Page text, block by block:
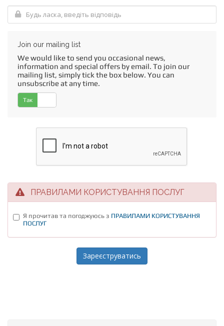
Join our mailing list
We would like to send you occasional news,
information and special offers by email. To join our
mailing list, simply tick the box below. You can
unsubscribe at any time.
Так
ПРАВИЛАМИ КОРИСТУВАННЯ ПОСЛУГ
Я прочитав та погоджуюсь з ПРАВИЛАМИ КОРИСТУВАННЯ
ПОСЛУГ